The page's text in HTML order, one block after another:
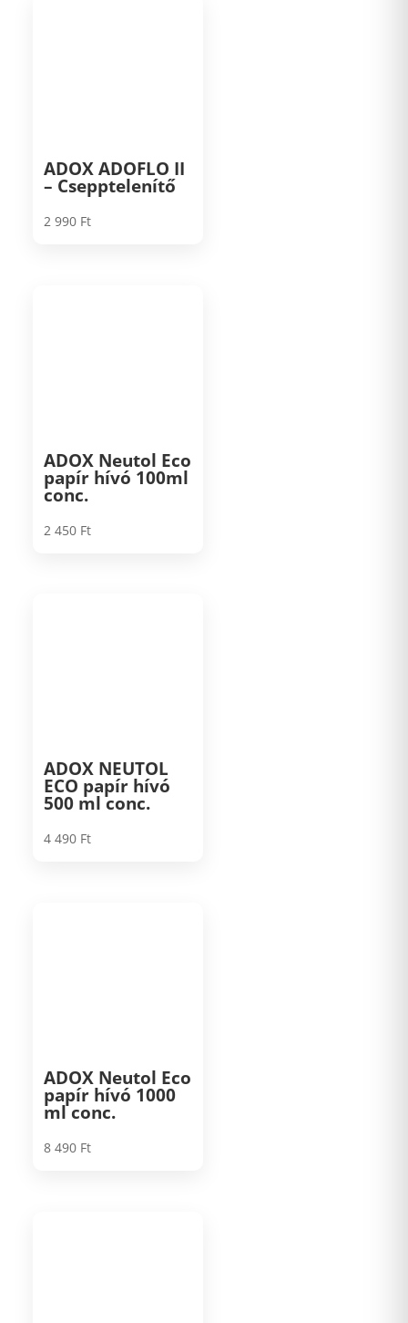
ADOX ADOFLO II
– Csepptelenítő
2 990 Ft
ADOX Neutol Eco
papír hívó 100ml
conc.
2 450 Ft
ADOX NEUTOL
ECO papír hívó
500 ml conc.
4 490 Ft
ADOX Neutol Eco
papír hívó 1000
ml conc.
8 490 Ft